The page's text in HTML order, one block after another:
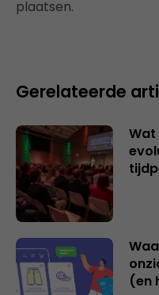
plaatsen.
Gerelateerde
Wat
(en